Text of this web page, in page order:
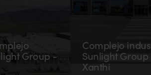
Group -
Complejo
Sunlight Group
Xanthi